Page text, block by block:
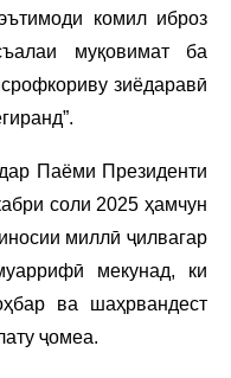
комил иброз
муқовимат ба
зиёдаравӣ
Паёми Президенти
соли 2025 ҳамчун
миллӣ ҷилвагар
мекунад, ки
ва шаҳрвандест
ҷомеа.